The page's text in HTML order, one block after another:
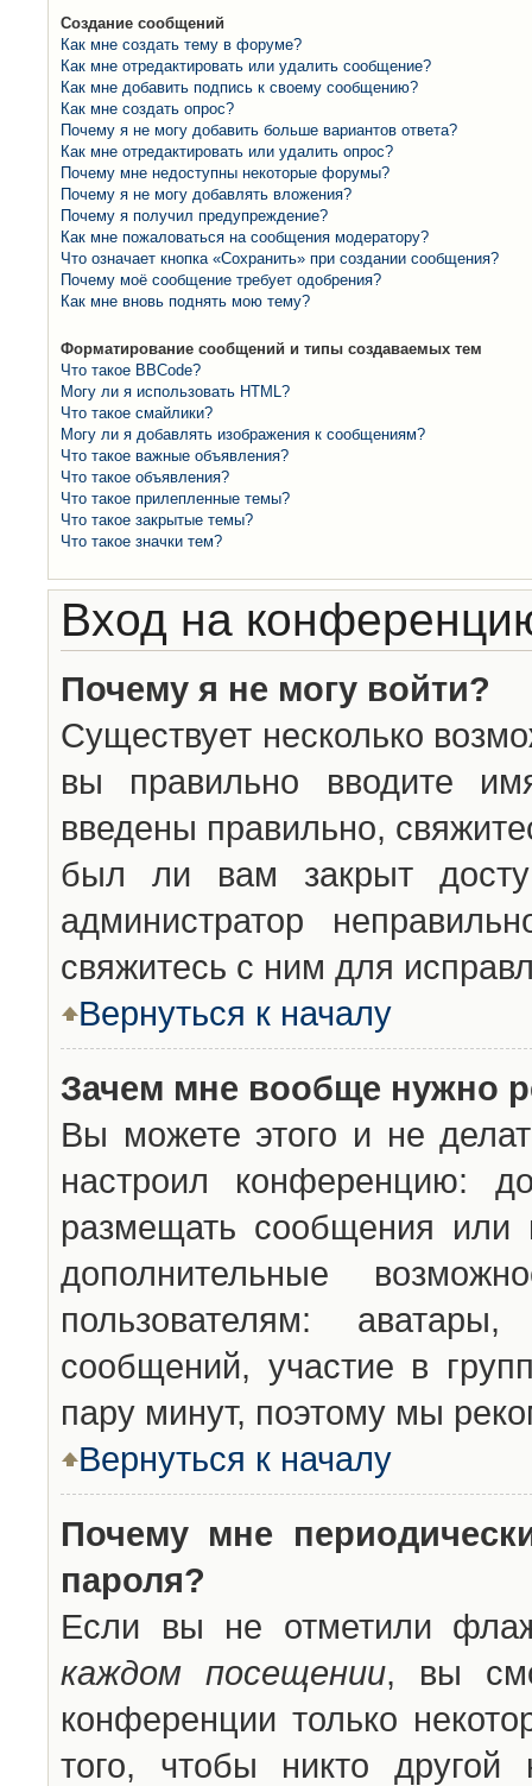
Создание сообщений
Как мне создать тему в форуме?
Как мне отредактировать или удалить сообщение?
Как мне добавить подпись к своему сообщению?
Как мне создать опрос?
Почему я не могу добавить больше вариантов ответа?
Как мне отредактировать или удалить опрос?
Почему мне недоступны некоторые форумы?
Почему я не могу добавлять вложения?
Почему я получил предупреждение?
Как мне пожаловаться на сообщения модератору?
Что означает кнопка «Сохранить» при создании сообщения?
Почему моё сообщение требует одобрения?
Как мне вновь поднять мою тему?
Форматирование сообщений и типы создаваемых тем
Что такое BBCode?
Могу ли я использовать HTML?
Что такое смайлики?
Могу ли я добавлять изображения к сообщениям?
Что такое важные объявления?
Что такое объявления?
Что такое прилепленные темы?
Что такое закрытые темы?
Что такое значки тем?
Вход на
Почему я не могу войти?
Существует несколько
вы правильно вводите
введены правильно,
был ли вам закрыт
администратор
свяжитесь с ним для
Вернуться к началу
Зачем мне вообще нужно
Вы можете этого и не
настроил конференцию:
размещать сообщения или
дополнительные
пользователям:
сообщений, участие в
пару минут, поэтому мы
Вернуться к началу
Почему мне
пароля?
Если вы не отметили
каждом посещении, вы
конференции только
того, чтобы никто другой